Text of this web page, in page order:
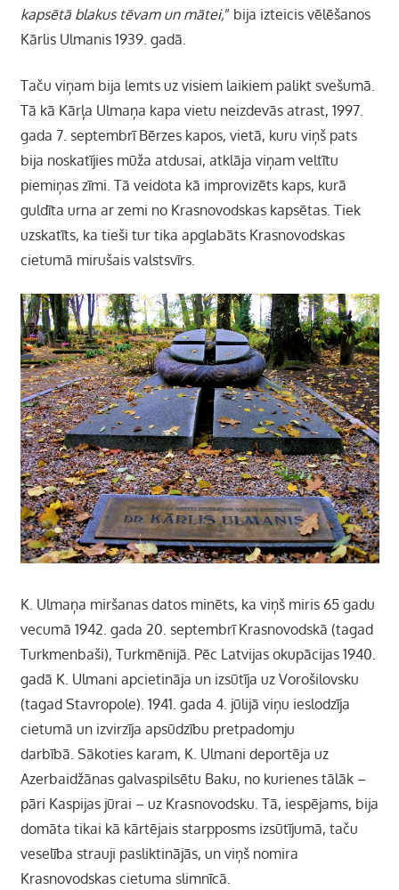
kapsētā blakus tēvam un mātei,” bija izteicis vēlēšanos
Kārlis Ulmanis 1939. gadā.
Taču viņam bija lemts uz visiem laikiem palikt svešumā.
Tā kā Kārļa Ulmaņa kapa vietu neizdevās atrast, 1997.
gada 7. septembrī Bērzes kapos, vietā, kuru viņš pats
bija noskatījies mūža atdusai, atklāja viņam veltītu
piemiņas zīmi. Tā veidota kā improvizēts kaps, kurā
guldīta urna ar zemi no Krasnovodskas kapsētas. Tiek
uzskatīts, ka tieši tur tika apglabāts Krasnovodskas
cietumā mirušais valstsvīrs.
K. Ulmaņa miršanas datos minēts, ka viņš miris 65 gadu
vecumā 1942. gada 20. septembrī Krasnovodskā (tagad
Turkmenbaši), Turkmēnijā. Pēc Latvijas okupācijas 1940.
gadā K. Ulmani apcietināja un izsūtīja uz Vorošilovsku
(tagad Stavropole). 1941. gada 4. jūlijā viņu ieslodzīja
cietumā un izvirzīja apsūdzību pretpadomju
darbībā. Sākoties karam, K. Ulmani deportēja uz
Azerbaidžānas galvaspilsētu Baku, no kurienes tālāk –
pāri Kaspijas jūrai – uz Krasnovodsku. Tā, iespējams, bija
domāta tikai kā kārtējais starpposms izsūtījumā, taču
veselība strauji pasliktinājās, un viņš nomira
Krasnovodskas cietuma slimnīcā.